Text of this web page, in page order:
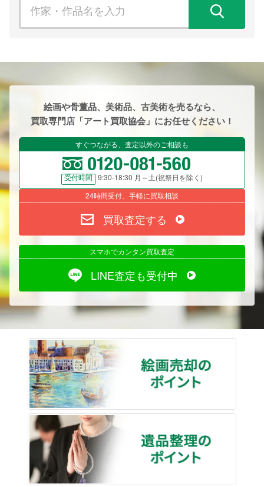
絵画や骨董品、美術品、古美術を売るなら、
買取専門店「アート買取協会」にお任せください！
すぐつながる、査定以外のご相談も
受付時間
9:30-18:30 月～土(祝祭日を除く)
24時間受付、手軽に買取相談
買取査定する
スマホでカンタン買取査定
LINE査定も受付中